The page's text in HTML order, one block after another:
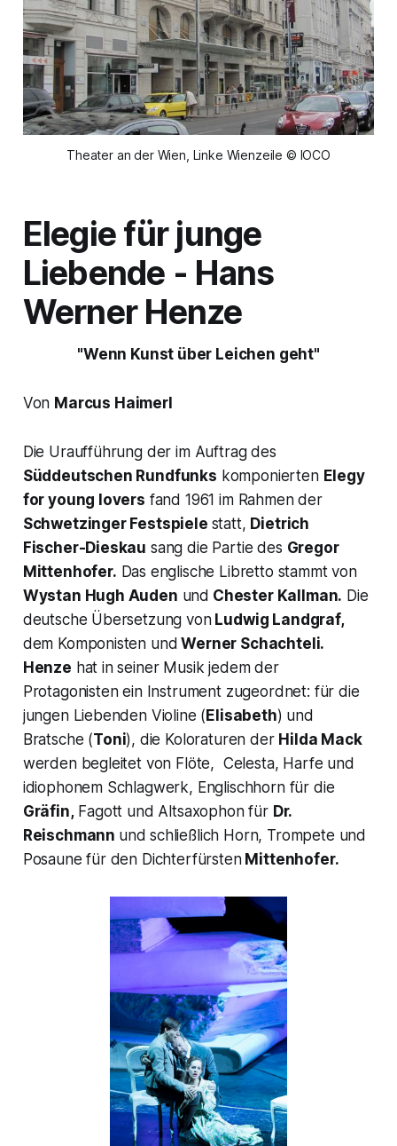
Theater an der Wien, Linke Wienzeile © IOCO
Elegie für junge
Liebende - Hans
Werner Henze
"Wenn Kunst über Leichen geht"
Von Marcus Haimerl
Die Uraufführung der im Auftrag des
Süddeutschen Rundfunks komponierten Elegy
for young lovers fand 1961 im Rahmen der
Schwetzinger Festspiele statt, Dietrich
Fischer-Dieskau sang die Partie des Gregor
Mittenhofer. Das englische Libretto stammt von
Wystan Hugh Auden und Chester Kallman. Die
deutsche Übersetzung vonLudwig Landgraf,
dem Komponisten und Werner Schachteli.
Henze hat in seiner Musik jedem der
Protagonisten ein Instrument zugeordnet: für die
jungen Liebenden Violine (Elisabeth) und
Bratsche (Toni), die Koloraturen der Hilda Mack
werden begleitet von Flöte, Celesta, Harfe und
idiophonem Schlagwerk, Englischhorn für die
Gräfin,Fagott und Altsaxophon für Dr.
Reischmann und schließlich Horn, Trompete und
Posaune für den DichterfürstenMittenhofer.